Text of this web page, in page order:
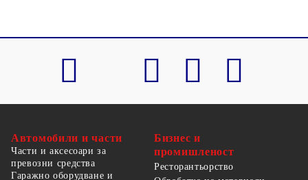
Автомобили и части
Части и аксесоари за
превозни средства
Гаражно оборудване и
Бизнес и
промишленост
Ресторантьорство